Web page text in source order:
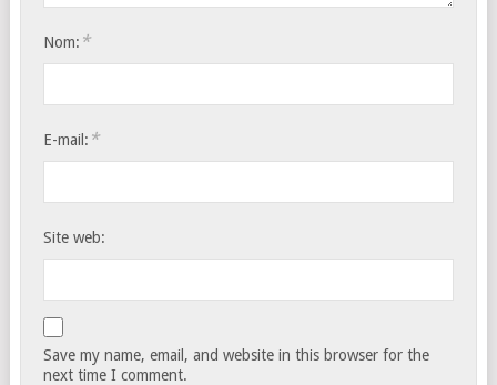
Nom: *
E-mail: *
Site web:
Save my name, email, and website in this browser for the
next time I comment.